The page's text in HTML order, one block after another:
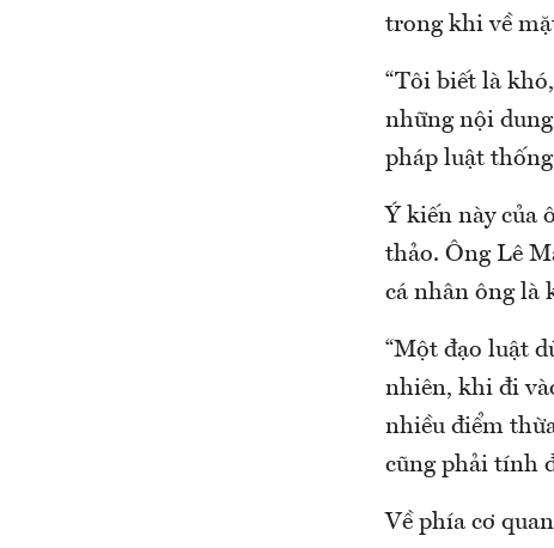
trong khi về
“Tôi biết là
những nội
pháp luật
Ý kiến này của
thảo. Ông Lê
cá nhân ông là
“Một đạo luật
nhiên, khi đi
nhiều điểm
cũng phải tính
Về phía cơ